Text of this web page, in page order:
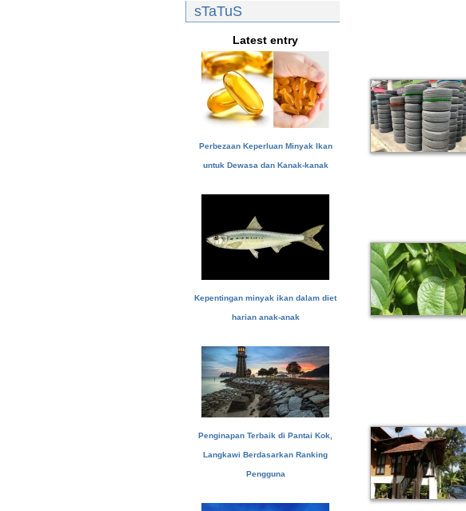
sTaTuS
Latest entry
Perbezaan Keperluan Minyak Ikan
untuk Dewasa dan Kanak-kanak
Kepentingan minyak ikan dalam diet
harian anak-anak
Penginapan Terbaik di Pantai Kok,
Langkawi Berdasarkan Ranking
Pengguna